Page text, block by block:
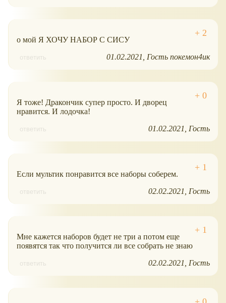
о мой Я ХОЧУ НАБОР С СИСУ
ответить 01.02.2021 Гость покемон4ик
Я тоже! Дракончик супер просто. И дворец
нравится. И лодочка!
ответить 01.02.2021 Гость
Если мультик понравится все наборы соберем.
ответить 02.02.2021 Гость
Мне кажется наборов будет не три а потом еще
появятся так что получится ли все собрать не знаю
ответить 02.02.2021 Гость